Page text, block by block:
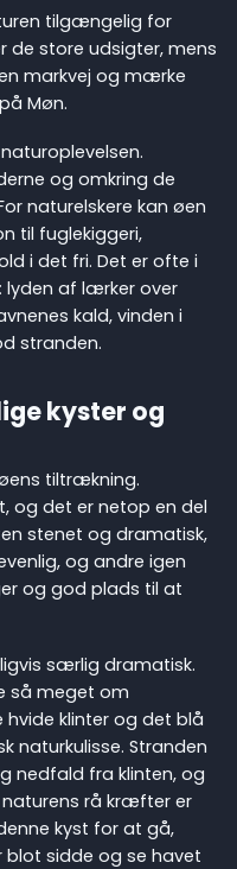
tilgængelig for
de store udsigter, mens
markvej og mærke
Møn.
og omkring de
naturelskere kan øen
til fuglekiggeri,
i det fri. Det er ofte i
lyden af lærker over
kald, vinden i
stranden.
kyster og
tiltrækning.
og det er netop en del
stenet og dramatisk,
og andre igen
og god plads til at
særlig dramatisk.
så meget om
klinter og det blå
naturkulisse. Stranden
nedfald fra klinten, og
rå kræfter er
kyst for at gå,
blot sidde og se havet